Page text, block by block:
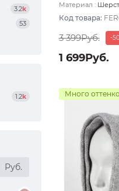
3.2k
53
1.2k
Руб.
Материал :
Код товара:
3 399Руб. -
1 699Руб.
Много